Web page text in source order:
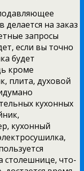
на заказ
запросы
если вы точно
будет
кроме
плита, духовой
кухонных
кухонный
столешнице, что-